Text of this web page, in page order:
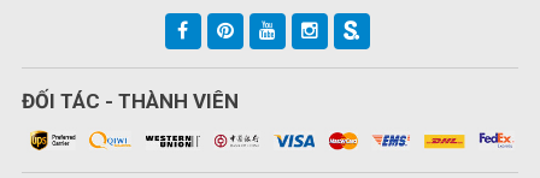
ĐỐI TÁC - THÀNH VIÊN